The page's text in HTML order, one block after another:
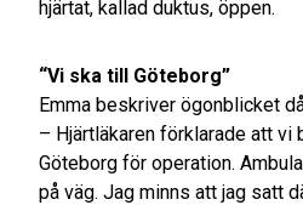
hjärtat, kallad duktus, öppen.
“Vi ska till Göteborg”
Emma beskriver ögonblicket
– Hjärtläkaren förklarade att vi
Göteborg för operation.
på väg. Jag minns att jag satt